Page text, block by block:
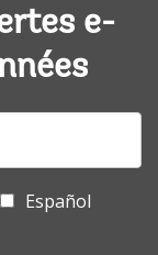
e-
Español